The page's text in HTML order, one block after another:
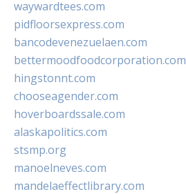
waywardtees.com
pidfloorsexpress.com
bancodevenezuelaen.com
bettermoodfoodcorporation.com
hingstonnt.com
chooseagender.com
hoverboardssale.com
alaskapolitics.com
stsmp.org
manoelneves.com
mandelaeffectlibrary.com